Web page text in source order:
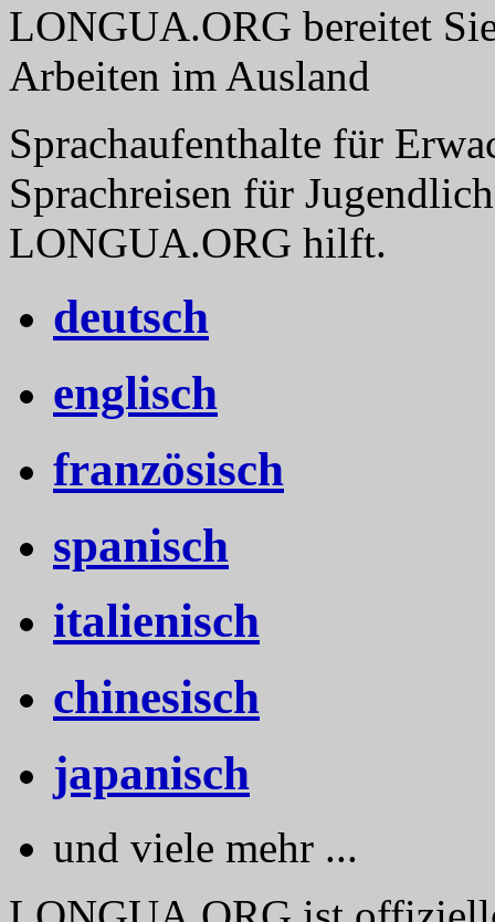
LONGUA.ORG bereitet
Arbeiten im Ausland
Sprachaufenthalte für
Sprachreisen für
LONGUA.ORG hilft.
deutsch
englisch
französisch
spanisch
italienisch
chinesisch
japanisch
und viele mehr ...